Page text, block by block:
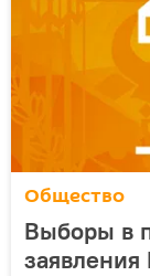
Общество
Выборы в